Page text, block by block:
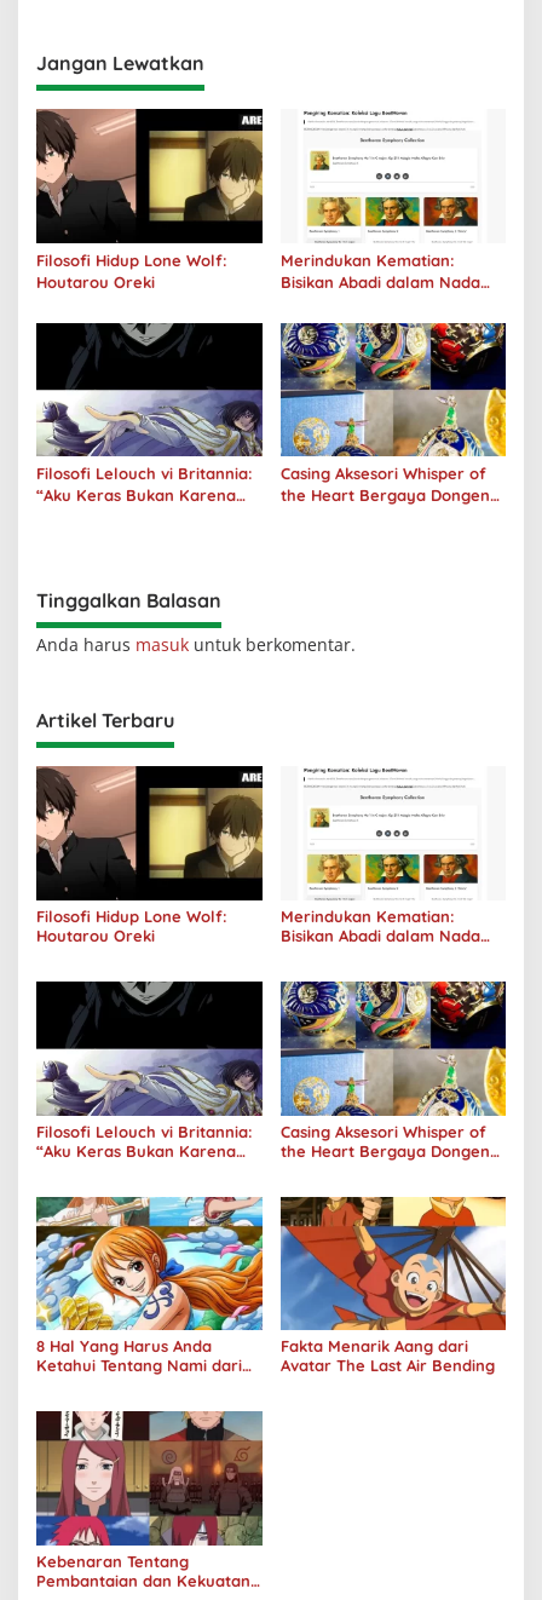
Jangan Lewatkan
Filosofi Hidup Lone Wolf:
Houtarou Oreki
Merindukan Kematian:
Bisikan Abadi dalam Nada
Filosofi Lelouch vi Britannia:
“Aku Keras Bukan Karena
Casing Aksesori Whisper of
the Heart Bergaya Dongeng
Tinggalkan Balasan
Anda harus masuk untuk berkomentar.
Artikel Terbaru
Filosofi Hidup Lone Wolf:
Houtarou Oreki
Merindukan Kematian:
Bisikan Abadi dalam Nada
Filosofi Lelouch vi Britannia:
“Aku Keras Bukan Karena
Casing Aksesori Whisper of
the Heart Bergaya Dongeng
8 Hal Yang Harus Anda
Ketahui Tentang Nami dari
Fakta Menarik Aang dari
Avatar The Last Air Bending
Kebenaran Tentang
Pembantaian dan Kekuatan